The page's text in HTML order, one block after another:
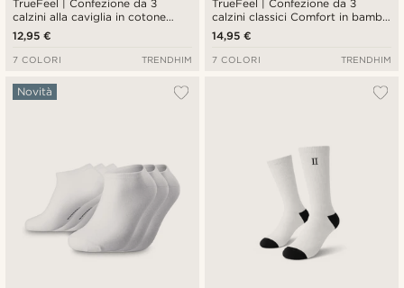
TrueFeel | Confezione da 3
calzini alla caviglia in cotone
premium bianchi
12,95 €
7 COLORI TRENDHIM
TrueFeel | Confezione da 3
calzini classici Comfort in bambù
bianchi
14,95 €
7 COLORI TRENDHIM
Novità